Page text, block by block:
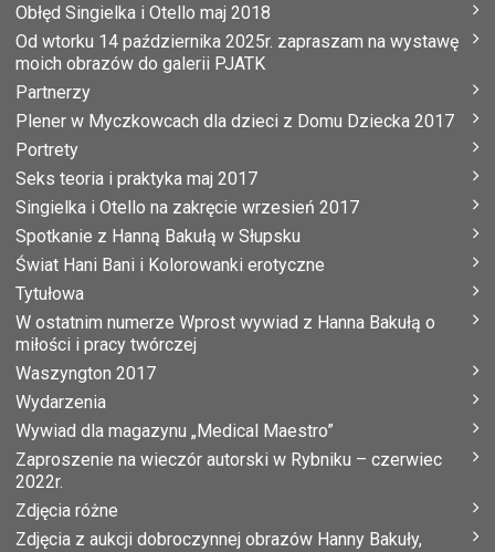
Obłęd Singielka i Otello maj 2018
Od wtorku 14 października 2025r. zapraszam na wystawę
moich obrazów do galerii PJATK
Partnerzy
Plener w Myczkowcach dla dzieci z Domu Dziecka 2017
Portrety
Seks teoria i praktyka maj 2017
Singielka i Otello na zakręcie wrzesień 2017
Spotkanie z Hanną Bakułą w Słupsku
Świat Hani Bani i Kolorowanki erotyczne
Tytułowa
W ostatnim numerze Wprost wywiad z Hanna Bakułą o
miłości i pracy twórczej
Waszyngton 2017
Wydarzenia
Wywiad dla magazynu „Medical Maestro”
Zaproszenie na wieczór autorski w Rybniku – czerwiec
2022r.
Zdjęcia różne
Zdjęcia z aukcji dobroczynnej obrazów Hanny Bakuły,